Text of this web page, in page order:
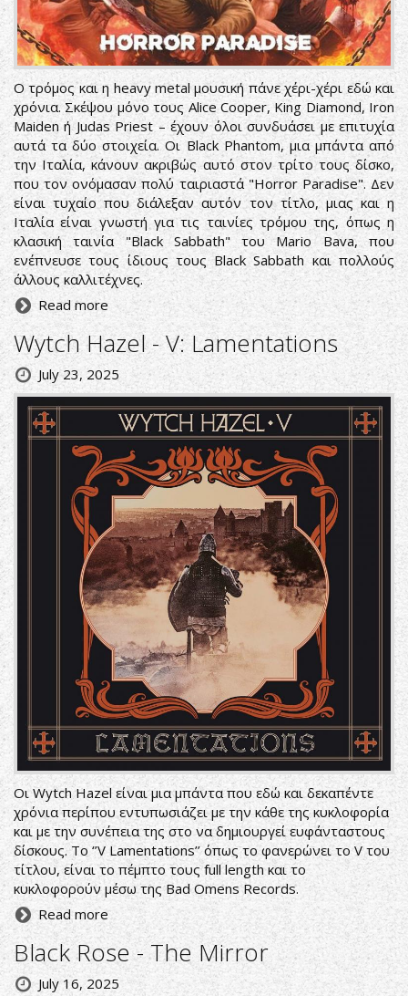
Ο τρόμος και η heavy metal μουσική πάνε χέρι-χέρι εδώ και
χρόνια. Σκέψου μόνο τους Alice Cooper, King Diamond, Iron
Maiden ή Judas Priest – έχουν όλοι συνδυάσει με επιτυχία
αυτά τα δύο στοιχεία. Οι Black Phantom, μια μπάντα από
την Ιταλία, κάνουν ακριβώς αυτό στον τρίτο τους δίσκο,
που τον ονόμασαν πολύ ταιριαστά "Horror Paradise". Δεν
είναι τυχαίο που διάλεξαν αυτόν τον τίτλο, μιας και η
Ιταλία είναι γνωστή για τις ταινίες τρόμου της, όπως η
κλασική ταινία "Black Sabbath" του Mario Bava, που
ενέπνευσε τους ίδιους τους Black Sabbath και πολλούς
άλλους καλλιτέχνες.
Read more
Wytch Hazel - V: Lamentations
July 23, 2025
Οι Wytch Hazel είναι μια μπάντα που εδώ και δεκαπέντε
χρόνια περίπου εντυπωσιάζει με την κάθε της κυκλοφορία
και με την συνέπεια της στο να δημιουργεί ευφάνταστους
δίσκους. Το ‘’V Lamentations’’ όπως το φανερώνει το V του
τίτλου, είναι το πέμπτο τους full length και το
κυκλοφορούν μέσω της Bad Omens Records.
Read more
Black Rose - The Mirror
July 16, 2025